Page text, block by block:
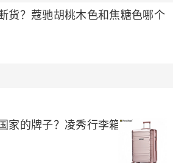
货？蔻驰胡桃木色和焦糖色哪个
家的牌子？凌秀行李箱是什么档